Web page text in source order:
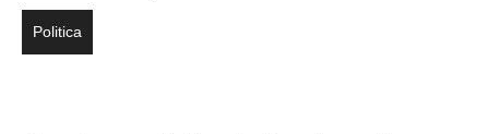
Politica